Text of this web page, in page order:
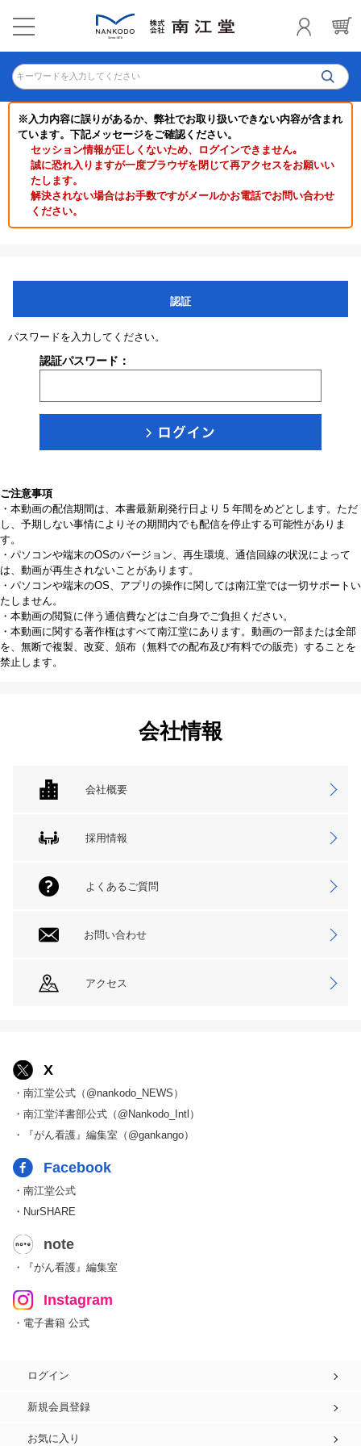
キーワードを入力してください
※入力内容に誤りがあるか、弊社でお取り扱いできない内容が含まれ
ています。下記メッセージをご確認ください。
セッション情報が正しくないため、ログインできません｡
誠に恐れ入りますが一度ブラウザを閉じて再アクセスをお願いい
たします。
解決されない場合はお手数ですがメールかお電話でお問い合わせ
ください。
認証
パスワードを入力してください。
認証パスワード：
ご注意事項
・本動画の配信期間は、本書最新刷発行日より 5 年間をめどとします。ただ
し、予期しない事情によりその期間内でも配信を停止する可能性がありま
す。
・パソコンや端末のOSのバージョン、再生環境、通信回線の状況によって
は、動画が再生されないことがあります。
・パソコンや端末のOS、アプリの操作に関しては南江堂では一切サポートい
たしません。
・本動画の閲覧に伴う通信費などはご自身でご負担ください。
・本動画に関する著作権はすべて南江堂にあります。動画の一部または全部
を、無断で複製、改変、頒布（無料での配布及び有料での販売）することを
禁止します。
会社情報
会社概要
採用情報
よくあるご質問
お問い合わせ
アクセス
X
・南江堂公式（@nankodo_NEWS）
・南江堂洋書部公式（@Nankodo_Intl）
・『がん看護』編集室（@gankango）
Facebook
・南江堂公式
・NurSHARE
note
・『がん看護』編集室
Instagram
・電子書籍 公式
ログイン
新規会員登録
お気に入り